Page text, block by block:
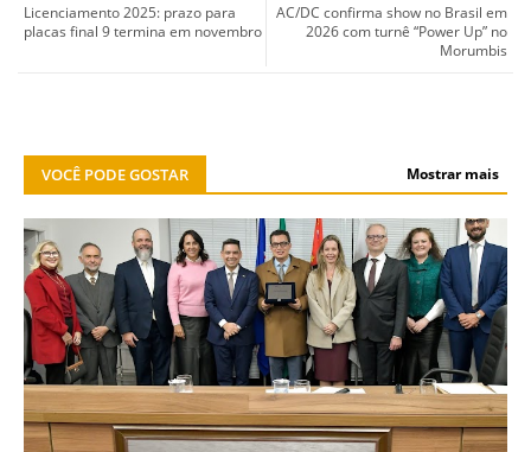
AC/DC confirma show no Brasil em
2026 com turnê “Power Up” no
Morumbis
Licenciamento 2025: prazo para
placas final 9 termina em novembro
VOCÊ PODE GOSTAR Mostrar mais
NOTÍCIA